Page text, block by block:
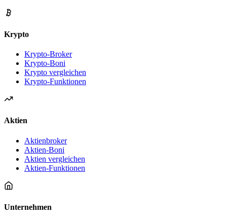
Krypto
Krypto-Broker
Krypto-Boni
Krypto vergleichen
Krypto-Funktionen
Aktien
Aktienbroker
Aktien-Boni
Aktien vergleichen
Aktien-Funktionen
Unternehmen